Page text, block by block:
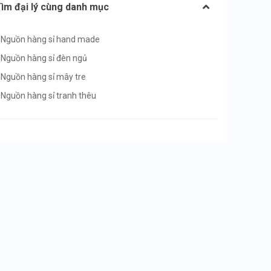
đại lý cùng danh mục
Nguồn hàng sỉ hand made
Nguồn hàng sỉ đèn ngủ
Nguồn hàng sỉ mây tre
Nguồn hàng sỉ tranh thêu